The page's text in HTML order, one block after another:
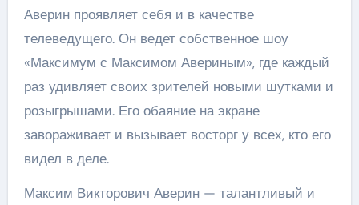
Аверин проявляет себя и в качестве
телеведущего. Он ведет собственное шоу
«Максимум с Максимом Авериным», где каждый
раз удивляет своих зрителей новыми шутками и
розыгрышами. Его обаяние на экране
завораживает и вызывает восторг у всех, кто его
видел в деле.
Максим Викторович Аверин — талантливый и